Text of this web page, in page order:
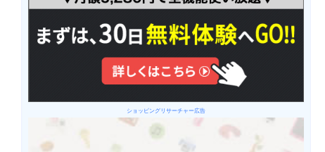
ショッピングリサーチャー広告